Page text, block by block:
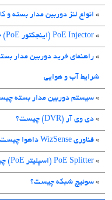
» انواع لنز دوربین مدار بسته و
» PoE Injector (اینجکتور PoE) چیست و چه کاربردی دارد؟
» راهنمای خرید دوربین مدار
شرایط آب و هوایی
» سیستم دوربین مدار بسته
» دی وی آر (DVR) چیست؟
» فناوری WizSense داهوا چیست؟
» PoE Splitter (اسپلیتر PoE) چیست و چه کاربردی دارد؟
» سوئیچ شبکه چیست؟